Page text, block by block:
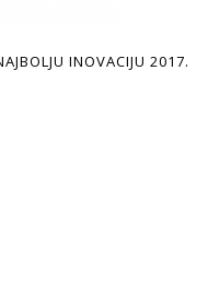
INOVACIJU 2017.